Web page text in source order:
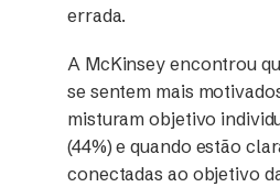
errada.
A McKinsey encontrou
se sentem mais
misturam objetivo
(44%) e quando estão
conectadas ao objetivo